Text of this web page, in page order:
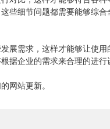
些细节问题都需要能够综
需求，这样才能够让使用
据企业的需求来合理的进行
网站更新。